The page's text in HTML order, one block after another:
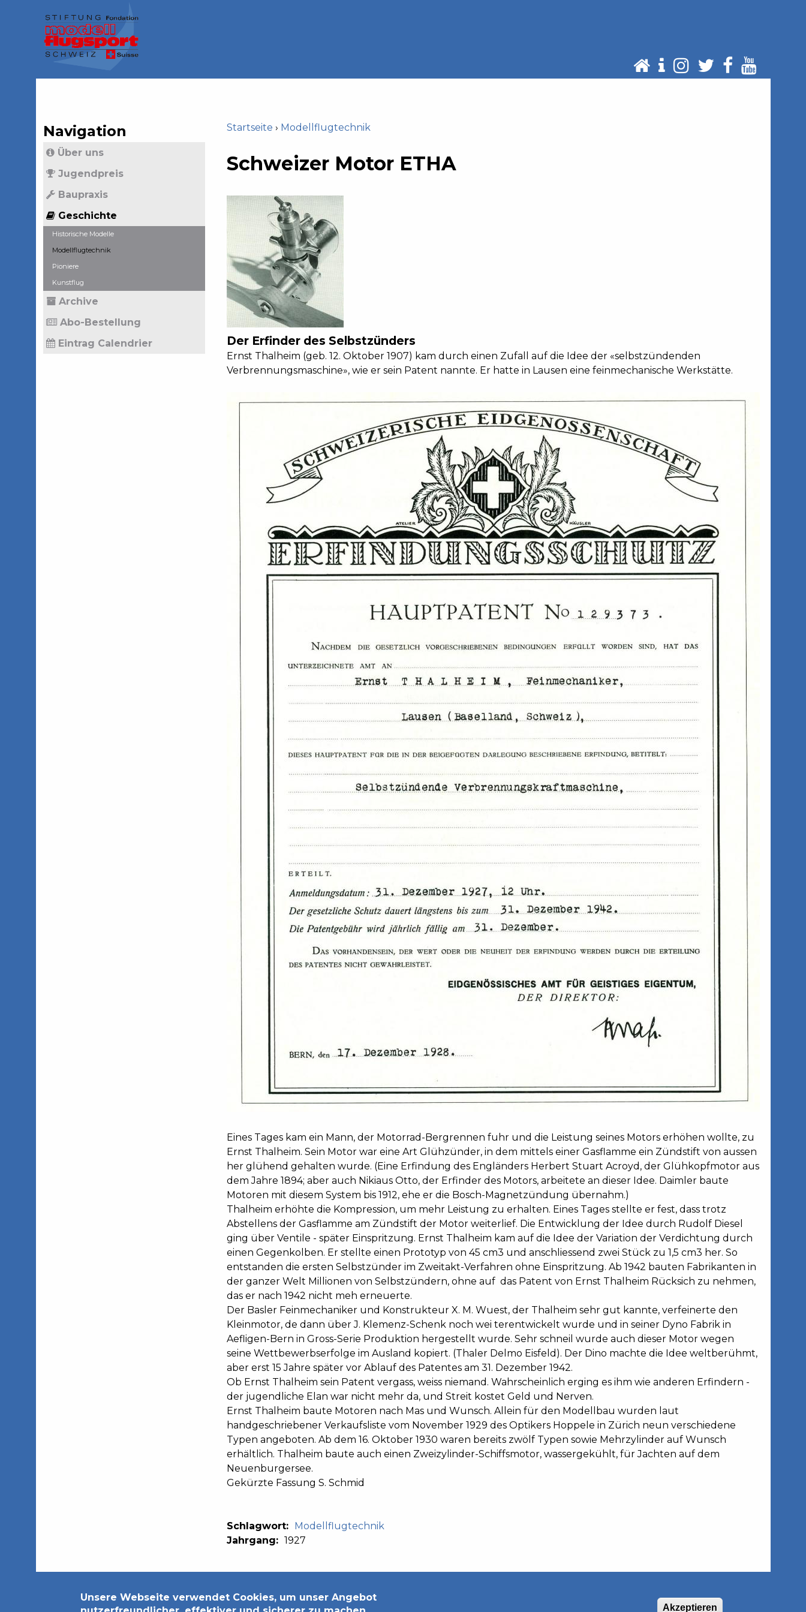
navigation
sind
Startseite › Modellflugtechnik
to
top
Schweizer Motor ETHA
Der Erfinder des Selbstzünders
Ernst Thalheim (geb. 12. Oktober 1907) kam durch einen Zufall auf die Idee der «selbstzündenden
Verbrennungsmaschine», wie er sein Patent nannte. Er hatte in Lausen eine feinmechanische Werkstätte.
Eines Tages kam ein Mann, der Motorrad-Bergrennen fuhr und die Leistung seines Motors erhöhen wollte, zu
Ernst Thalheim. Sein Motor war eine Art Glühzünder, in dem mittels einer Gasflamme ein Zündstift von aussen
her glühend gehalten wurde. (Eine Erfindung des Engländers Herbert Stuart Acroyd, der Glühkopfmotor aus
dem Jahre 1894; aber auch Nikiaus Otto, der Erfinder des Motors, arbeitete an dieser Idee. Daimler baute
Motoren mit diesem System bis 1912, ehe er die Bosch-Magnetzündung übernahm.)
Thalheim erhöhte die Kompression, um mehr Leistung zu erhalten. Eines Tages stellte er fest, dass trotz
Abstellens der Gasflamme am Zündstift der Motor weiterlief. Die Entwicklung der Idee durch Rudolf Diesel
ging über Ventile - später Einspritzung. Ernst Thalheim kam auf die Idee der Variation der Verdichtung durch
einen Gegenkolben. Er stellte einen Prototyp von 45 cm3 und anschliessend zwei Stück zu 1,5 cm3 her. So
entstanden die ersten Selbstzünder im Zweitakt-Verfahren ohne Einspritzung. Ab 1942 bauten Fabrikanten in
der ganzer Welt Millionen von Selbstzündern, ohne auf das Patent von Ernst Thalheim Rücksich zu nehmen,
das er nach 1942 nicht meh erneuerte.
Der Basler Feinmechaniker und Konstrukteur X. M. Wuest, der Thalheim sehr gut kannte, verfeinerte den
Kleinmotor, de dann über J. Klemenz-Schenk noch wei terentwickelt wurde und in seiner Dyno Fabrik in
Aefligen-Bern in Gross-Serie Produktion hergestellt wurde. Sehr schneil wurde auch dieser Motor wegen
seine Wettbewerbserfolge im Ausland kopiert. (Thaler Delmo Eisfeld). Der Dino machte die Idee weltberühmt,
aber erst 15 Jahre später vor Ablauf des Patentes am 31. Dezember 1942.
Ob Ernst Thalheim sein Patent vergass, weiss niemand. Wahrscheinlich erging es ihm wie anderen Erfindern -
der jugendliche Elan war nicht mehr da, und Streit kostet Geld und Nerven.
Ernst Thalheim baute Motoren nach Mas und Wunsch. Allein für den Modellbau wurden laut
handgeschriebener Verkaufsliste vom November 1929 des Optikers Hoppele in Zürich neun verschiedene
Typen angeboten. Ab dem 16. Oktober 1930 waren bereits zwölf Typen sowie Mehrzylinder auf Wunsch
erhältlich. Thalheim baute auch einen Zweizylinder-Schiffsmotor, wassergekühlt, für Jachten auf dem
Neuenburgersee.
Gekürzte Fassung S. Schmid
Schlagwort:
Modellflugtechnik
Jahrgang: 1927
Navigation
Über uns
Jugendpreis
Baupraxis
Geschichte
Historische Modelle
Modellflugtechnik
Pioniere
Kunstflug
Archive
Abo-Bestellung
Eintrag Calendrier
Datenschutzerklärung Impressum
Unsere Webseite verwendet Cookies, um unser Angebot
Akzeptieren